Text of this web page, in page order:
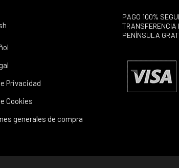
Privacidad
Cookies
generales de compra
PAGO 100%
TRANSFERENCIA
PENÍNSULA